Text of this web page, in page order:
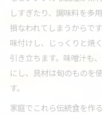
しすぎたり、調味料を多
損なわれてしまうからで
味付けし、じっくりと焼
引き立ちます。味噌汁も
にし、具材は旬のものを
す。
家庭でこれら伝統食を作